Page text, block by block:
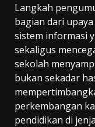
Langkah
bagian dari
sistem informasi
sekaligus
sekolah
bukan sekadar
perkembangan
pendidikan di